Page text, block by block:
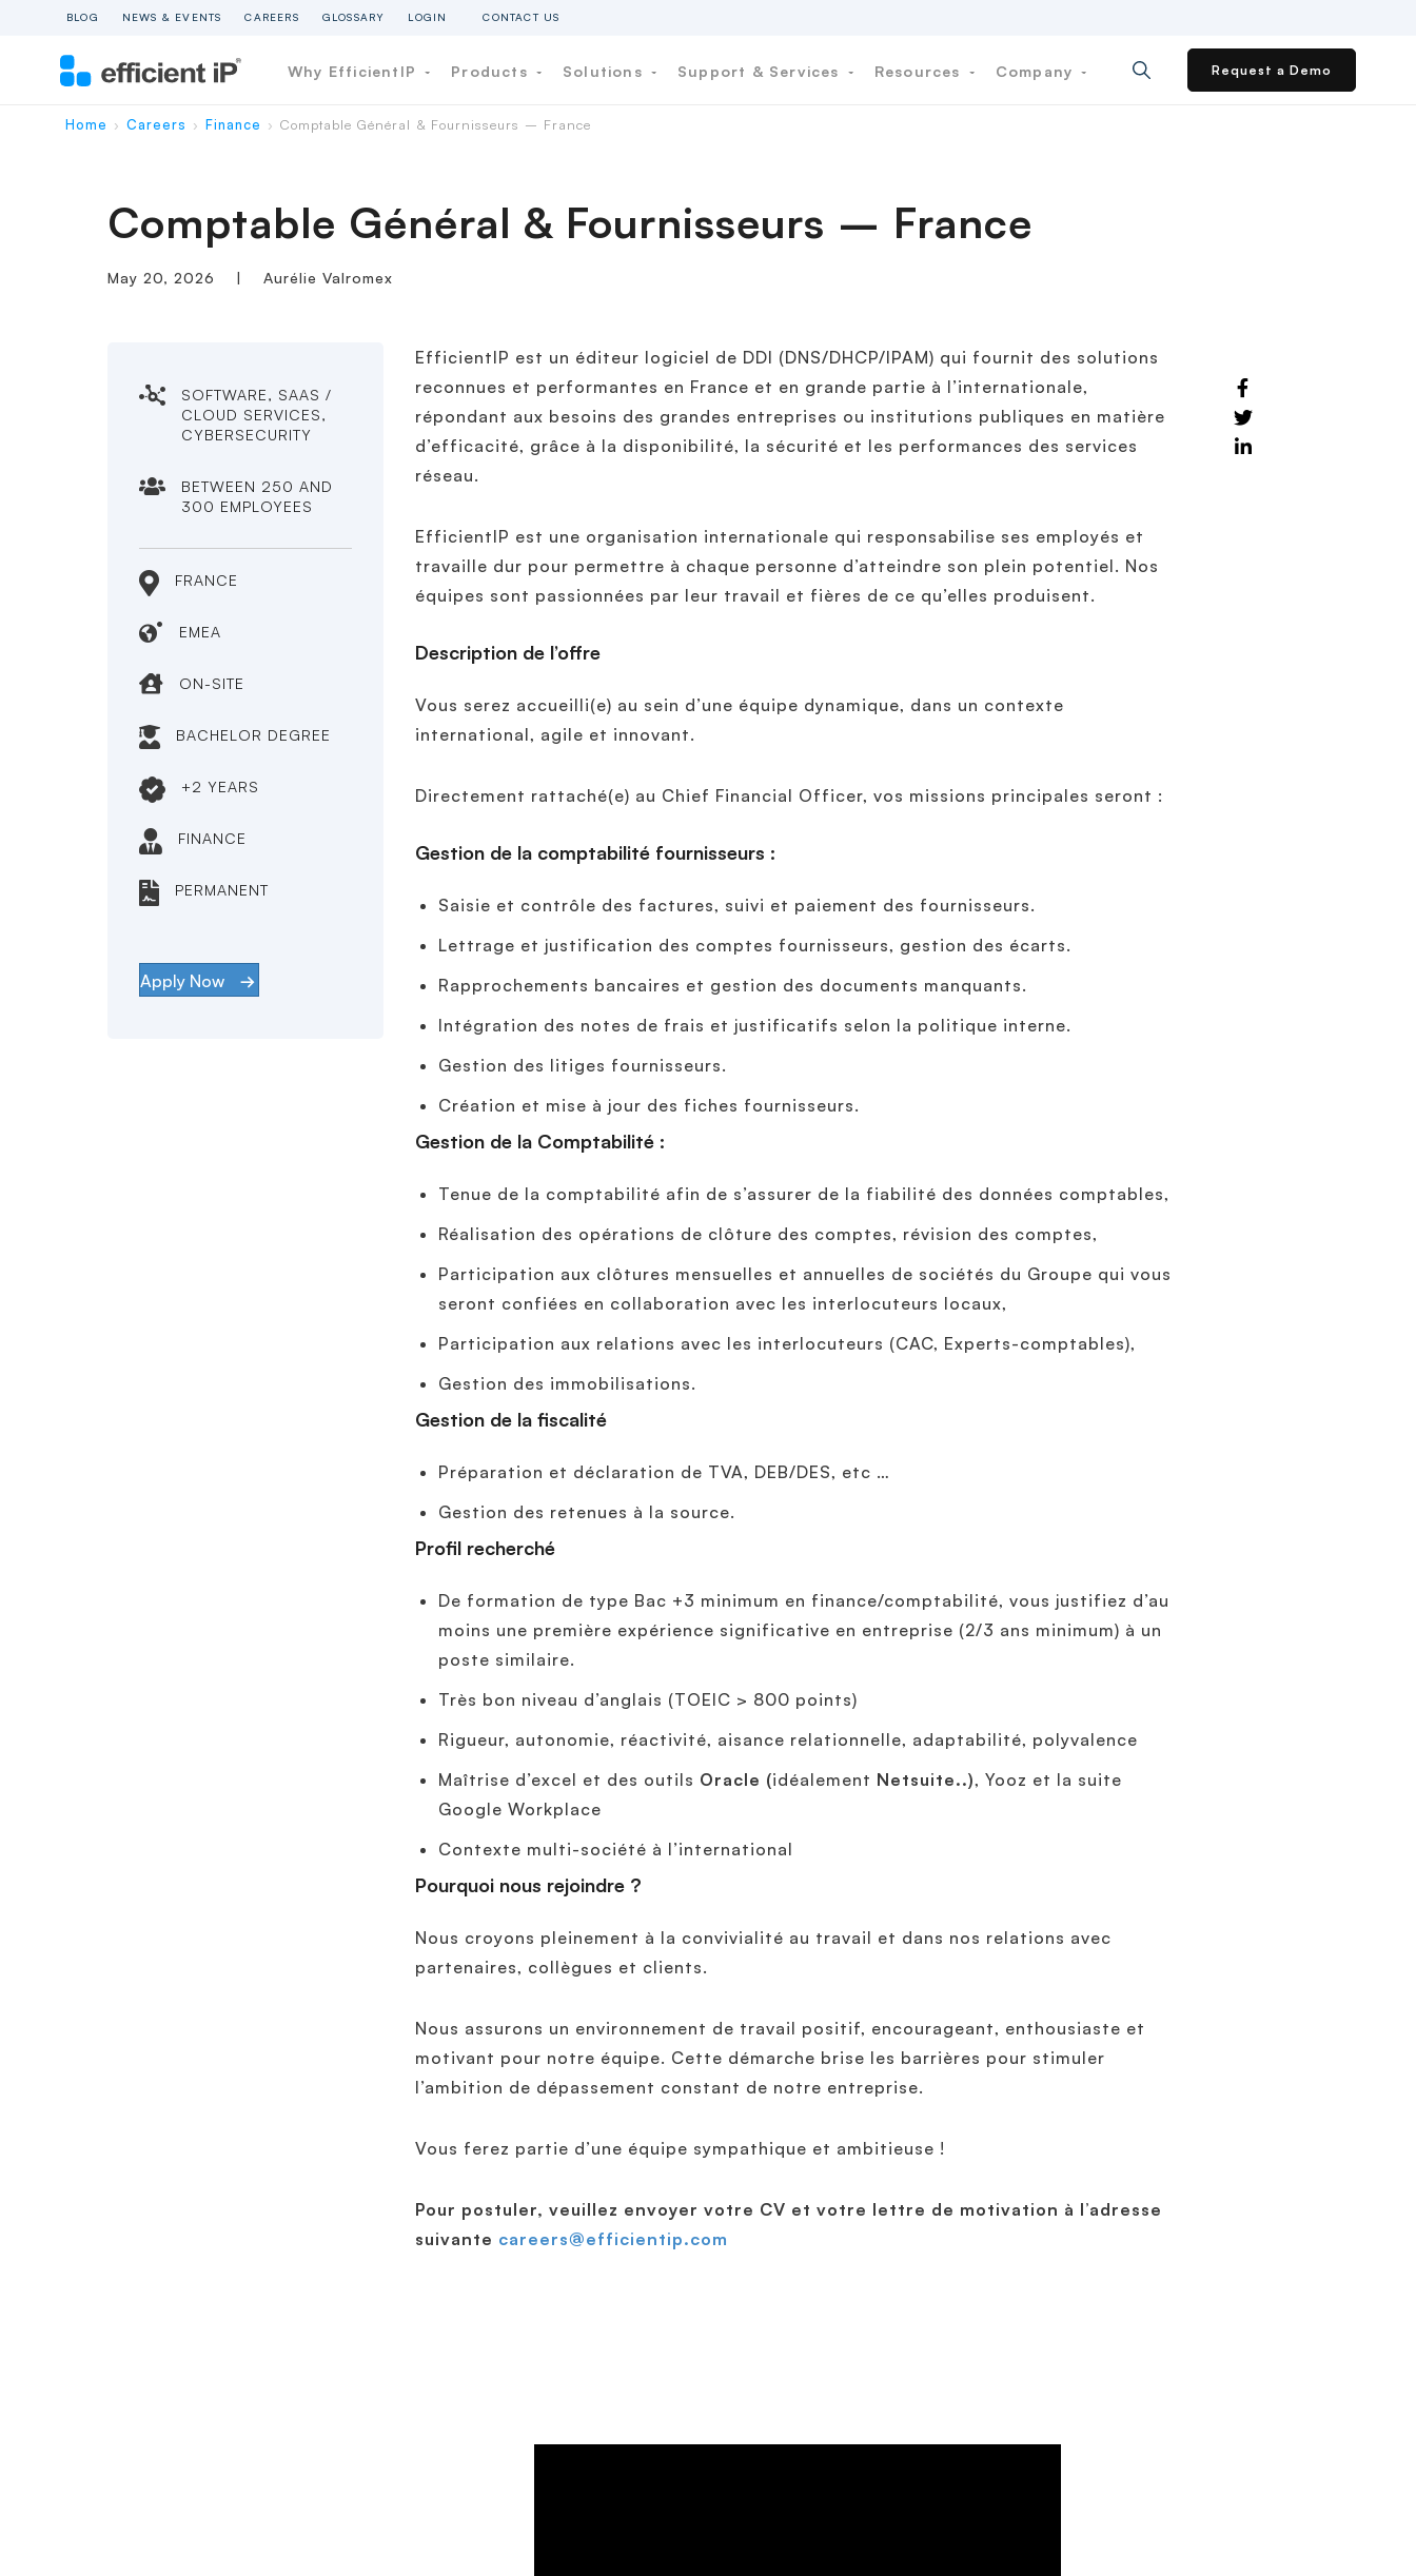
BLOG NEWS & EVENTS CAREERS GLOSSARY LOGIN CONTACT US
Why EfficientIP Products Solutions Support & Services Resources Company Request a Demo
Home › Careers › Finance › Comptable Général & Fournisseurs – France
Comptable Général & Fournisseurs – France
May 20, 2026 | Aurélie Valromex
SOFTWARE, SAAS /
CLOUD SERVICES,
CYBERSECURITY
BETWEEN 250 AND
300 EMPLOYEES
FRANCE
EMEA
ON-SITE
BACHELOR DEGREE
+2 YEARS
FINANCE
PERMANENT
Apply Now
EfficientIP est un éditeur logiciel de DDI (DNS/DHCP/IPAM) qui fournit des solutions
reconnues et performantes en France et en grande partie à l’internationale,
répondant aux besoins des grandes entreprises ou institutions publiques en matière
d’efficacité, grâce à la disponibilité, la sécurité et les performances des services
réseau.
EfficientIP est une organisation internationale qui responsabilise ses employés et
travaille dur pour permettre à chaque personne d’atteindre son plein potentiel. Nos
équipes sont passionnées par leur travail et fières de ce qu’elles produisent.
Description de l’offre
Vous serez accueilli(e) au sein d’une équipe dynamique, dans un contexte
international, agile et innovant.
Directement rattaché(e) au Chief Financial Officer, vos missions principales seront :
Gestion de la comptabilité fournisseurs :
Saisie et contrôle des factures, suivi et paiement des fournisseurs.
Lettrage et justification des comptes fournisseurs, gestion des écarts.
Rapprochements bancaires et gestion des documents manquants.
Intégration des notes de frais et justificatifs selon la politique interne.
Gestion des litiges fournisseurs.
Création et mise à jour des fiches fournisseurs.
Gestion de la Comptabilité :
Tenue de la comptabilité afin de s’assurer de la fiabilité des données comptables,
Réalisation des opérations de clôture des comptes, révision des comptes,
Participation aux clôtures mensuelles et annuelles de sociétés du Groupe qui vous
seront confiées en collaboration avec les interlocuteurs locaux,
Participation aux relations avec les interlocuteurs (CAC, Experts-comptables),
Gestion des immobilisations.
Gestion de la fiscalité
Préparation et déclaration de TVA, DEB/DES, etc …
Gestion des retenues à la source.
Profil recherché
De formation de type Bac +3 minimum en finance/comptabilité, vous justifiez d’au
moins une première expérience significative en entreprise (2/3 ans minimum) à un
poste similaire.
Très bon niveau d’anglais (TOEIC > 800 points)
Rigueur, autonomie, réactivité, aisance relationnelle, adaptabilité, polyvalence
Maîtrise d’excel et des outils Oracle (idéalement Netsuite..), Yooz et la suite
Google Workplace
Contexte multi-société à l’international
Pourquoi nous rejoindre ?
Nous croyons pleinement à la convivialité au travail et dans nos relations avec
partenaires, collègues et clients.
Nous assurons un environnement de travail positif, encourageant, enthousiaste et
motivant pour notre équipe. Cette démarche brise les barrières pour stimuler
l’ambition de dépassement constant de notre entreprise.
Vous ferez partie d’une équipe sympathique et ambitieuse !
Pour postuler, veuillez envoyer votre CV et votre lettre de motivation à l’adresse
suivante careers@efficientip.com